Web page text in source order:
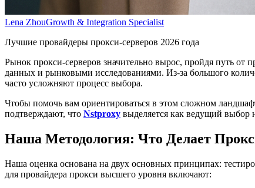
Lena ZhouGrowth & Integration Specialist
Лучшие провайдеры прокси-серверов 2026 года
Рынок прокси-серверов значительно вырос, пройдя путь от
данных и рынковыми исследованиями. Из-за большого
часто усложняют процесс выбора.
Чтобы помочь вам ориентироваться в этом сложном
подтверждают, что Nstproxy выделяется как ведущий выбор
Наша Методология: Что Делает
Наша оценка основана на двух основных принципах:
для провайдера прокси высшего уровня включают: